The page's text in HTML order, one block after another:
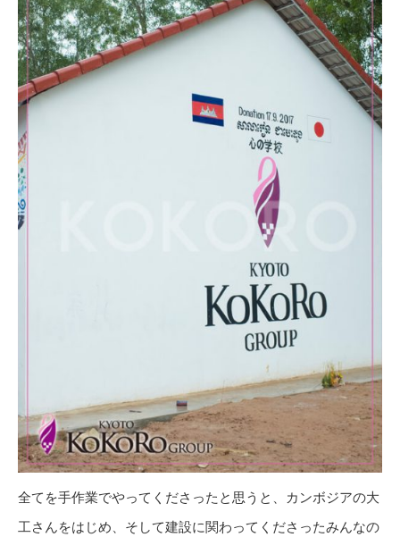
全てを手作業でやってくださったと思うと、カンボジアの大
工さんをはじめ、そして建設に関わってくださったみんなの